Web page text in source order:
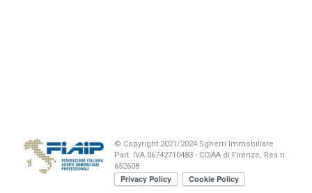
© Copyright 2021/2024 Sgherri Immobiliare
Part. IVA 06742710483 - CCIAA di Firenze, Rea n.
652608